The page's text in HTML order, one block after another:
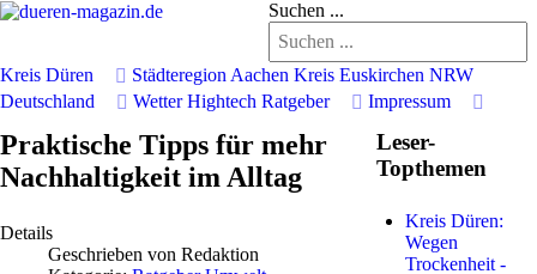
Suchen ...
Kreis Düren Städteregion Aachen Kreis Euskirchen NRW
Deutschland
Wetter Hightech Ratgeber Impressum
Praktische Tipps für mehr
Nachhaltigkeit im Alltag
Details
Geschrieben von Redaktion
Leser-
Topthemen
Kreis Düren:
Wegen
Trockenheit -